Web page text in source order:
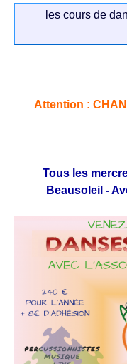
les cours de
Attention :
Tous les
Beausoleil -